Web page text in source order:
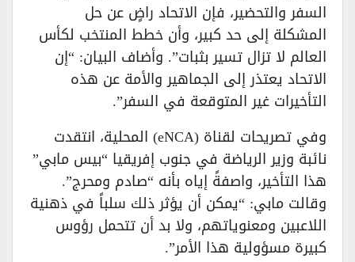
السفر والتحضير، فإن الاتحاد راضٍ عن حل
المشكلة إلى حد كبير، وأن خطط المنتخب لكأس
العالم لا تزال تسير بثبات”. وأضاف البيان: “إن
الاتحاد يعتذر إلى الجماهير والأمة عن هذه
التأخيرات غير المتوقعة في السفر”.
​وفي تصريحات لقناة (eNCA) المحلية، انتقدت
نائبة وزير الرياضة في جنوب إفريقيا “بيس مابي”
هذا التأخير، واصفةً إياه بأنه “صادم ومحرج”.
وقالت مابي: “يمكن أن يؤثر ذلك سلباً في ذهنية
اللاعبين ومعنوياتهم، ولا بد أن تتحمل رؤوس
كبيرة مسؤولية هذا الأمر”.